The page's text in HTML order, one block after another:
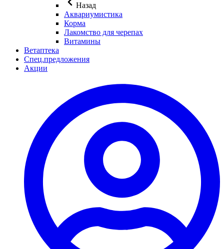
Назад
Аквариумистика
Корма
Лакомство для черепах
Витамины
Ветаптека
Спец.предложения
Акции